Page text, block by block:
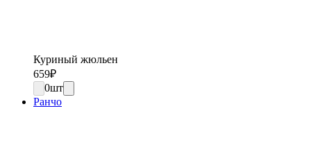
Куриный жюльен
659₽
0шт
Ранчо